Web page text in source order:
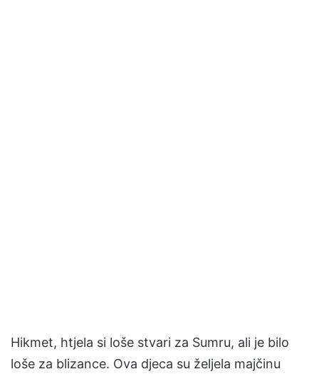
Hikmet, htjela si loše stvari za Sumru, ali je bilo
loše za blizance. Ova djeca su željela majčinu